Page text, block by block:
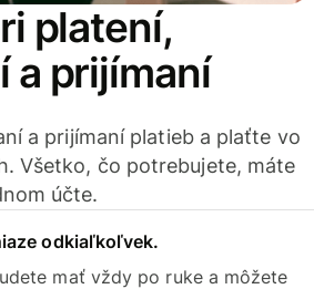
platení,
a prijímaní
a prijímaní platieb a plaťte vo
Všetko, čo potrebujete, máte
účte.
odkiaľkoľvek.
mať vždy po ruke a môžete